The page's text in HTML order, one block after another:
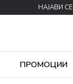
НАЈАВИ СЕ
ПРОМОЦИИ